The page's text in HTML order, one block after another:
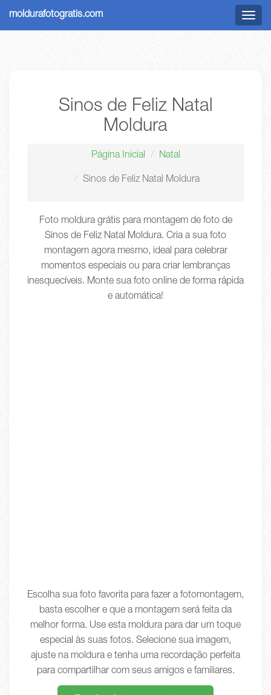
Menu
moldurafotogratis.com
Sinos de Feliz Natal
Moldura
Página Inicial Natal
Sinos de Feliz Natal Moldura
Foto moldura grátis para montagem de foto de
Sinos de Feliz Natal Moldura. Cria a sua foto
montagem agora mesmo, ideal para celebrar
momentos especiais ou para criar lembranças
inesquecíveis. Monte sua foto online de forma rápida
e automática!
Escolha sua foto favorita para fazer a fotomontagem,
basta escolher e que a montagem será feita da
melhor forma. Use esta moldura para dar um toque
especial às suas fotos. Selecione sua imagem,
ajuste na moldura e tenha uma recordação perfeita
para compartilhar com seus amigos e familiares.